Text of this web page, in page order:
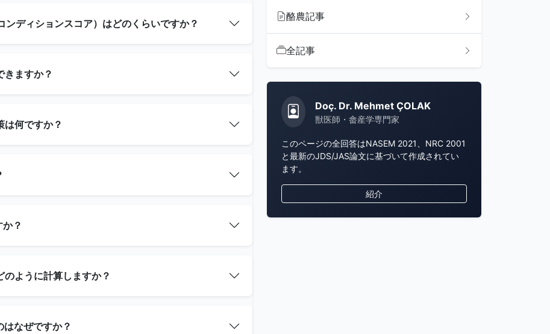
ディションスコア）はどのくらいですか？
きますか？
は何ですか？
？
ように計算しますか？
なぜですか？
酪農記事
全記事
Doç. Dr. Mehmet ÇOLAK
獣医師・畲産学専門家
このページの全回答はNASEM 2021、NRC 2001
と最新のJDS/JAS論文に基づいて作成されてい
ます。
紹介